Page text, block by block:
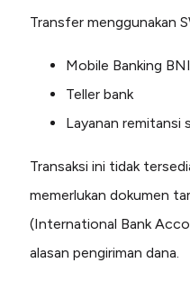
Transfer menggunakan
Mobile Banking
Teller bank
Layanan remitansi
Transaksi ini tidak
memerlukan dokumen
(International Bank
alasan pengiriman dana.